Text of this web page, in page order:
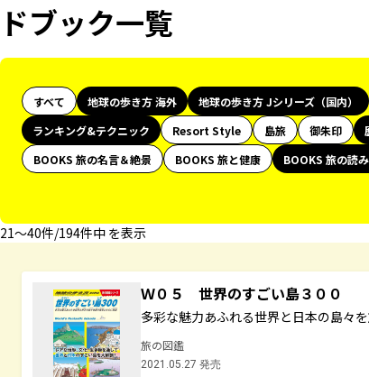
ドブック一覧
すべて 地球の歩き方 海外 地球の歩き方 Jシリーズ（国内）
ランキング&テクニック
Resort Style 島旅 御朱印
BOOKS 旅の名言＆絶景
BOOKS 旅と健康 BOOKS 旅の読
21〜40件/194件中 を表示
Ｗ０５ 世界のすごい島３００
多彩な魅力あふれる世界と日本の島々
旅の図鑑
2021.05.27 発売